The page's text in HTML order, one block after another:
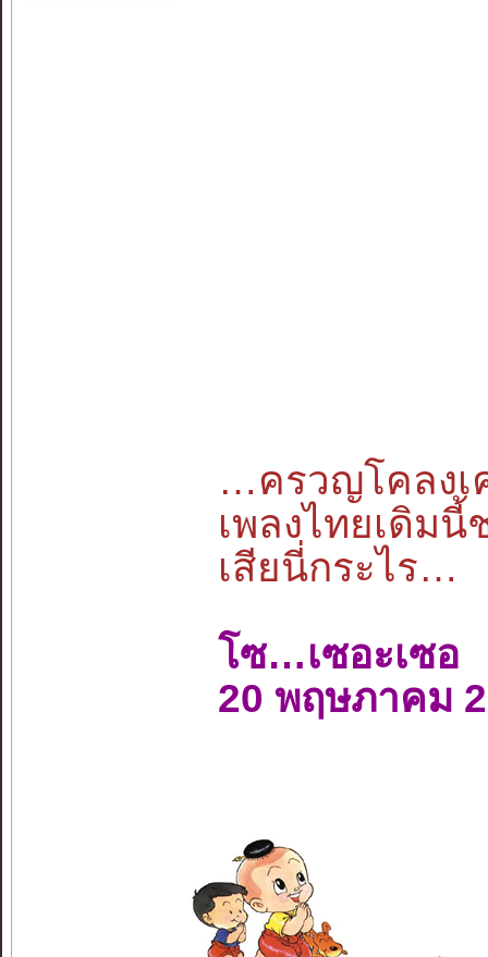
…ครวญโคลงเ
เพลงไทยเดิม
เสียนี่กระไร…
โซ…เซอะเซอ
20 พฤษภาคม